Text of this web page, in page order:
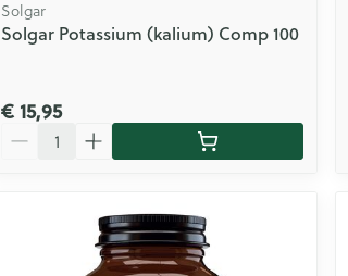
Solgar
Solgar Potassium (kalium) Comp 100
€ 15,95